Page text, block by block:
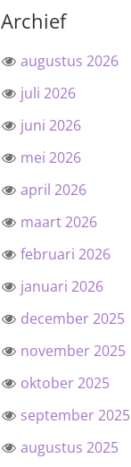
Archief
augustus 2026
juli 2026
juni 2026
mei 2026
april 2026
maart 2026
februari 2026
januari 2026
december 2025
november 2025
oktober 2025
september 2025
augustus 2025